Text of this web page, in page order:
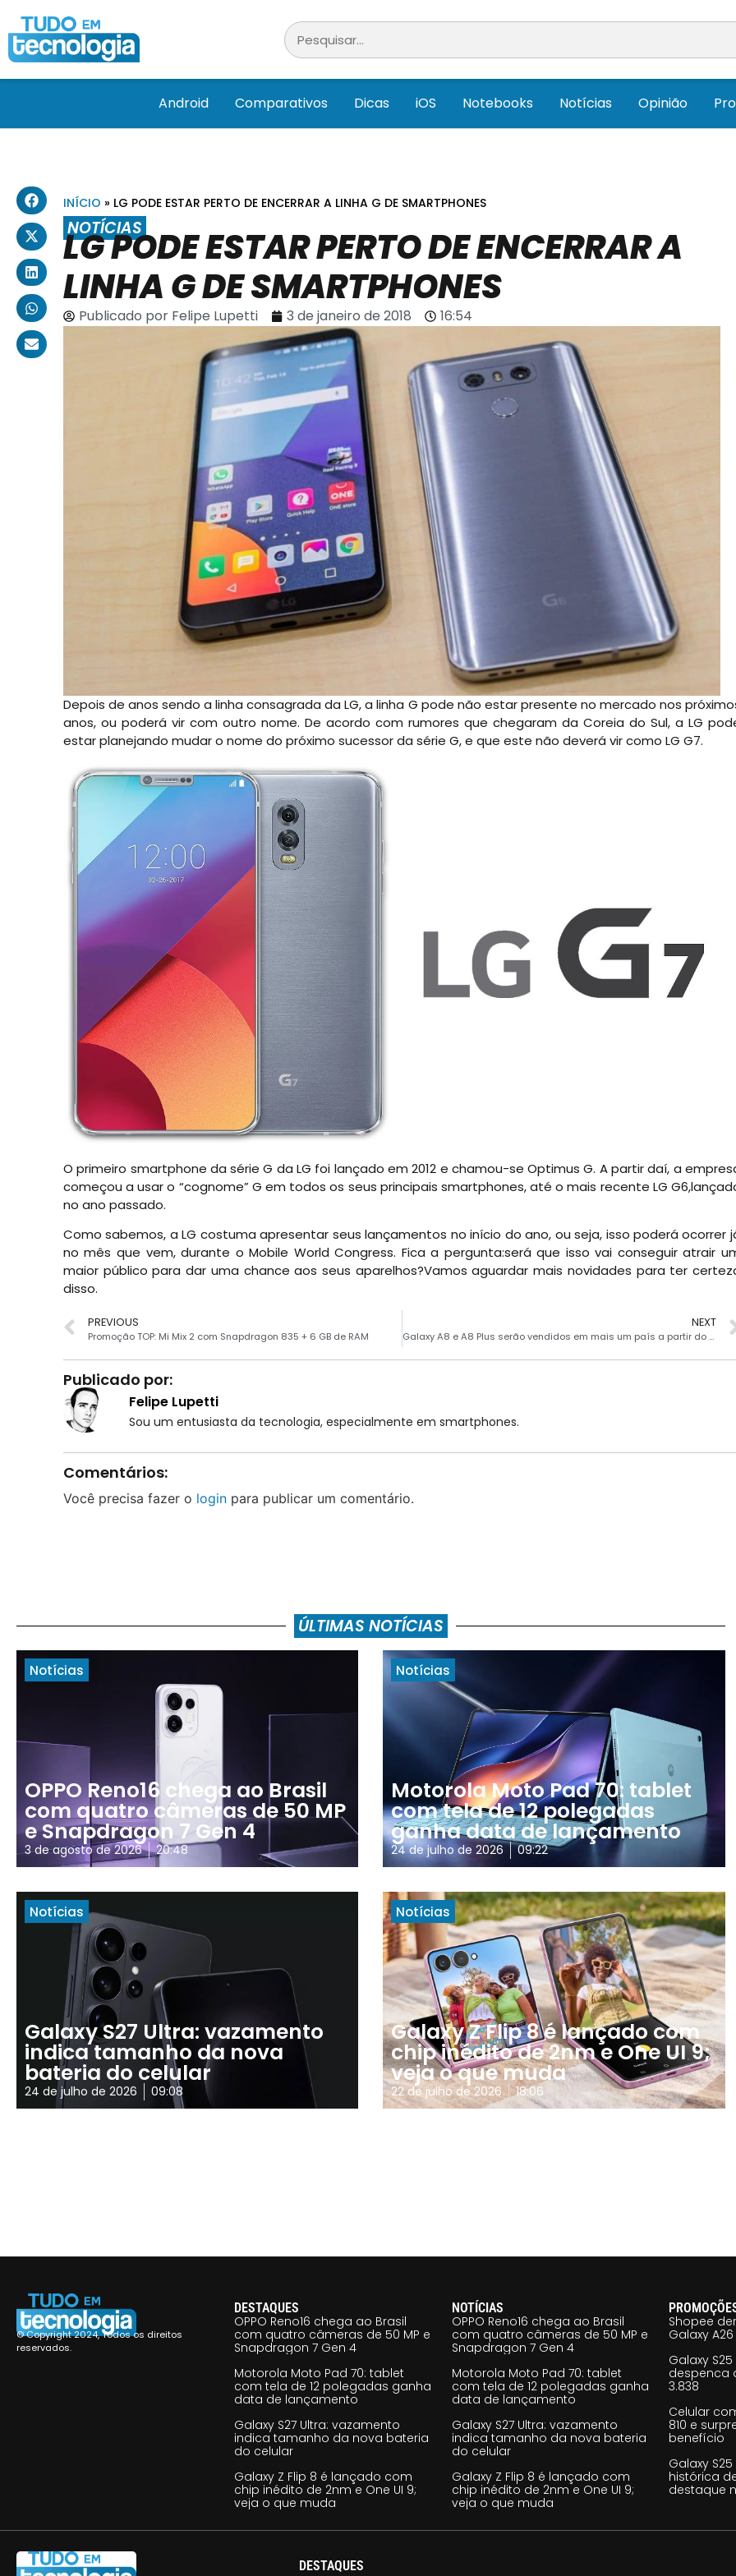
Android Comparativos Dicas iOS Notebooks Notícias Opinião
INÍCIO » LG PODE ESTAR PERTO DE ENCERRAR A LINHA G DE SMARTPHONES
NOTÍCIAS
LG PODE ESTAR PERTO DE ENCERRAR A
LINHA G DE SMARTPHONES
Publicado porFelipe Lupetti 3 de janeiro de 2018 16:54
Depois de anos sendo a linha consagrada da LG, a linha G pode não estar presente no mercado nos
anos, ou poderá vir com outro nome. De acordo com rumores que chegaram da Coreia do Sul, a LG
estar planejando mudar o nome do próximo sucessor da série G, e que este não deverá vir como LG G7.
O primeiro smartphone da série G da LG foi lançado em 2012 e chamou-se Optimus G. A partir daí, a
começou a usar o “cognome” G em todos os seus principais smartphones, até o mais recente LG
no ano passado.
Como sabemos, a LG costuma apresentar seus lançamentos no início do ano, ou seja, isso poderá ocorrer
no mês que vem, durante o Mobile World Congress. Fica a pergunta:será que isso vai conseguir atrair
maior público para dar uma chance aos seus aparelhos?Vamos aguardar mais novidades para ter
disso.
PREVIOUS
Promoção TOP: Mi Mix 2 com Snapdragon 835 + 6 GB de RAM
NEXT
Galaxy A8 e A8 Plus serão vendidos em mais um país a partir do dia 10
Publicado por:
Felipe Lupetti
Sou um entusiasta da tecnologia, especialmente em smartphones.
Comentários:
Você precisa fazer o loginpara publicar um comentário.
ÚLTIMAS NOTÍCIAS
Notícias
OPPO Reno16 chega ao Brasil
com quatro câmeras de 50 MP
e Snapdragon 7 Gen 4
3 de agosto de 2026 20:48
Notícias
Motorola Moto Pad 70: tablet
com tela de 12 polegadas
ganha data de lançamento
24 de julho de 2026 09:22
Notícias
Galaxy S27 Ultra: vazamento
indica tamanho da nova
bateria do celular
24 de julho de 2026 09:08
Notícias
Galaxy Z Flip 8 é lançado com
chip inédito de 2nm e One UI 9;
veja o que muda
22 de julho de 2026 18:06
© Copyright 2024, Todos os direitos
reservados.
DESTAQUES
OPPO Reno16 chega ao Brasil
com quatro câmeras de 50 MP e
Snapdragon 7 Gen 4
Motorola Moto Pad 70: tablet
com tela de 12 polegadas ganha
data de lançamento
Galaxy S27 Ultra: vazamento
indica tamanho da nova bateria
do celular
Galaxy Z Flip 8 é lançado com
chip inédito de 2nm e One UI 9;
veja o que muda
NOTÍCIAS
OPPO Reno16 chega ao Brasil
com quatro câmeras de 50 MP e
Snapdragon 7 Gen 4
Motorola Moto Pad 70: tablet
com tela de 12 polegadas ganha
data de lançamento
Galaxy S27 Ultra: vazamento
indica tamanho da nova bateria
do celular
Galaxy Z Flip 8 é lançado com
chip inédito de 2nm e One UI 9;
veja o que muda
Shopee
Galaxy
Galaxy S25
despenca
3.838
Celular
810 e
benefício
Galaxy
histórica
destaque
DESTAQUES